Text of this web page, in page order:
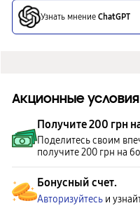
Узнать мнение ChatGPT
Акционные
Получите 200 грн
Поделитесь своим
получите 200 грн на
Бонусный счет.
Авторизуйтесь и